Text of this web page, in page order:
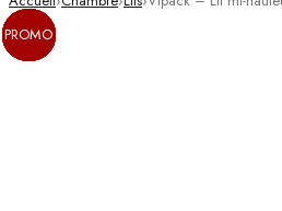
PROMO
PROMO
PROMO
PROMO
PROMO
PROMO
PROMO